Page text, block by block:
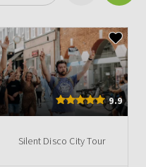
9.9
Silent Disco City Tour